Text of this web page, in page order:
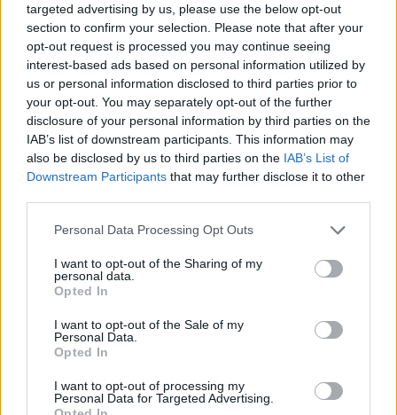
targeted advertising by us, please use the below opt-out
section to confirm your selection. Please note that after your
opt-out request is processed you may continue seeing
interest-based ads based on personal information utilized by
us or personal information disclosed to third parties prior to
your opt-out. You may separately opt-out of the further
disclosure of your personal information by third parties on the
IAB’s list of downstream participants. This information may
also be disclosed by us to third parties on the IAB’s List of
Downstream Participants that may further disclose it to other
Please note that this website/app uses one or more Google
not limited to your visit or usage behaviour. You may click to
grant or deny consent to Google and its third-party tags to
use your data for below specified purposes in below Google
consent section.
Personal Data Processing Opt Outs
I want to opt-out of the Sharing of my
personal data.
Opted In
I want to opt-out of the Sale of my
Personal Data.
Opted In
I want to opt-out of processing my
Personal Data for Targeted Advertising.
ΟΚαναδάς, η Ιταλία, η Ινδία, η Ρωσία και η
Κορέασυμπληρώνουν τη λίστα με τις χώρες που
ξόδεψαν τα περισσότερα στον τουρισμό το 2023,
με την Ιταλία να εκτινάσσεται από τη 10η στην
έβδομη θέση.